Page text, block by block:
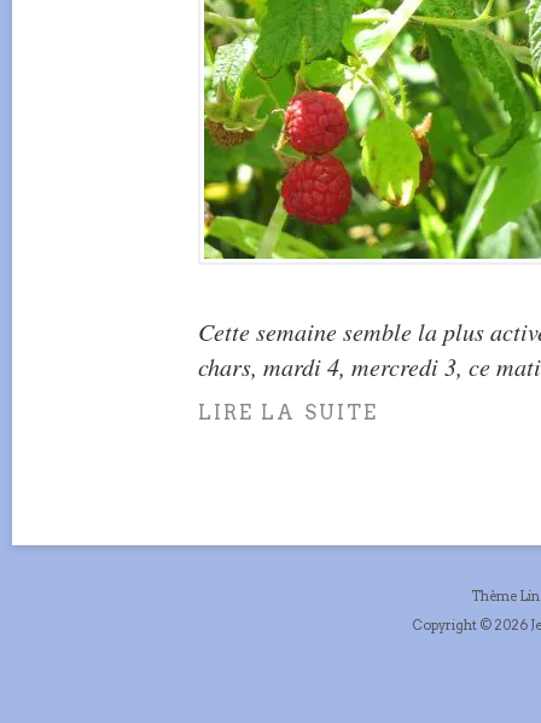
Cette semaine semble la plus
chars, mardi 4, mercredi 3, ce
LIRE LA SUITE
Thème
Copyright © 2026